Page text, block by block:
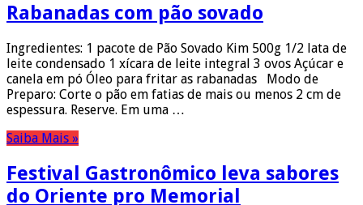
Rabanadas com pão sovado
Ingredientes: 1 pacote de Pão Sovado Kim 500g 1/2 lata de
leite condensado 1 xícara de leite integral 3 ovos Açúcar e
canela em pó Óleo para fritar as rabanadas Modo de
Preparo: Corte o pão em fatias de mais ou menos 2 cm de
espessura. Reserve. Em uma …
Saiba Mais »
Festival Gastronômico leva sabores
do Oriente pro Memorial